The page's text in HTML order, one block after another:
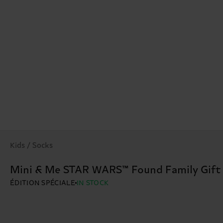
Kids / Socks
Mini & Me STAR WARS™ Found Family
ÉDITION SPÉCIALE IN STOCK